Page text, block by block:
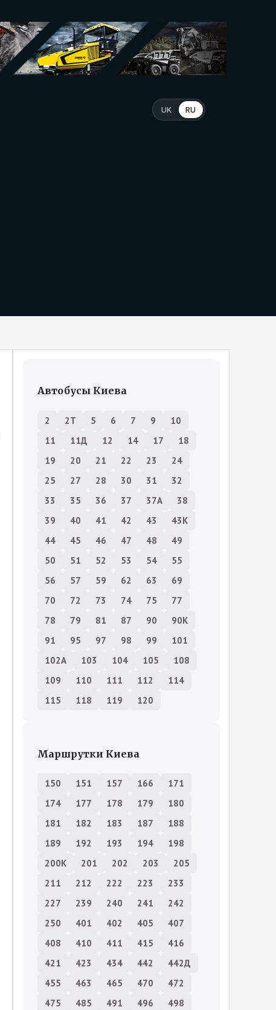
UK RU
Автобусы Киева
2 2Т 5 6 7 9
10
11
11Д 12 14 17
18
19
20 21 22 23
24
25
27 28 30 31
32
33
35 36 37 37А
38
39
40 41 42 43
43К
44
45 46 47 48
49
50
51 52 53 54
55
56
57 59 62 63
69
70
72 73 74 75
77
78
79 81 87 90
90К
91
95 97 98 99
101
102А
103 104 105
108
109
110 111 112
114
115
118 119 120
Маршрутки Киева
150 151 157 166
171
174
177 178 179
180
181
182 183 187
188
189
192 193 194
198
200К
201 202 203
205
211
212 222 223
233
227
239 240 241
242
250
401 402 405
407
408
410 411 415
416
421
423 434 442
442Д
455
463 465 470
472
475
485 491 496
498